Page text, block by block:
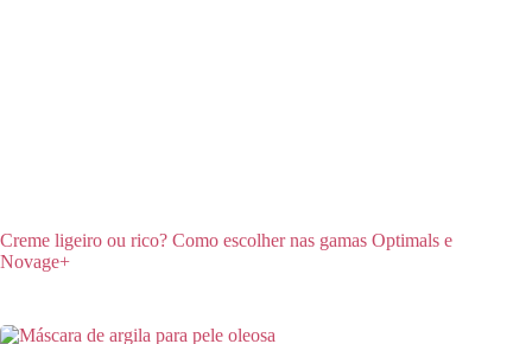
Creme ligeiro ou rico? Como escolher nas gamas Optimals e
Novage+